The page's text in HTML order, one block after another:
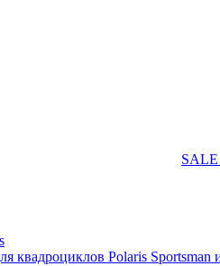
SALE
квадроциклов Polaris Sportsman